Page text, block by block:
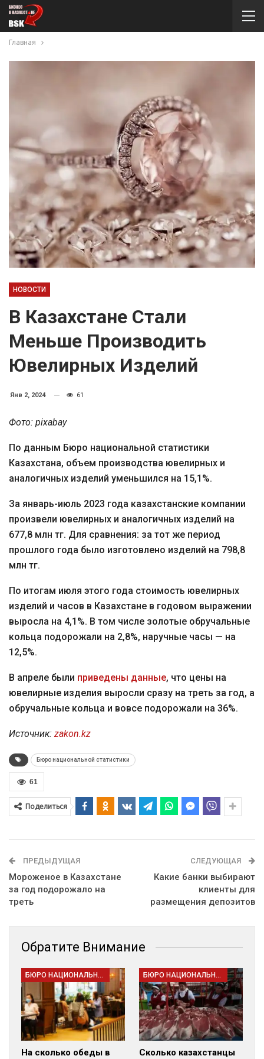
Главная
НОВОСТИ
В Казахстане Стали
Меньше Производить
Ювелирных Изделий
Янв 2, 2024 61
Фото: pixabay
По данным Бюро национальной статистики
Казахстана, объем производства ювелирных и
аналогичных изделий уменьшился на 15,1%.
За январь-июль 2023 года казахстанские компании
произвели ювелирных и аналогичных изделий на
677,8 млн тг. Для сравнения: за тот же период
прошлого года было изготовлено изделий на 798,8
млн тг.
По итогам июля этого года стоимость ювелирных
изделий и часов в Казахстане в годовом выражении
выросла на 4,1%. В том числе золотые обручальные
кольца подорожали на 2,8%, наручные часы — на
12,5%.
В апреле были приведены данные, что цены на
ювелирные изделия выросли сразу на треть за год, а
обручальные кольца и вовсе подорожали на 36%.
Источник: zakon.kz
Бюро национальной статистики
61
Поделиться
ПРЕДЫДУЩАЯ
Мороженое в Казахстане
за год подорожало на
треть
СЛЕДУЮЩАЯ
Какие банки выбирают
клиенты для
размещения депозитов
Обратите Внимание
БЮРО НАЦИОНАЛЬНОЙ СТАТИСТИКИ
На сколько обеды в
БЮРО НАЦИОНАЛЬНОЙ СТАТИСТИКИ
Сколько казахстанцы